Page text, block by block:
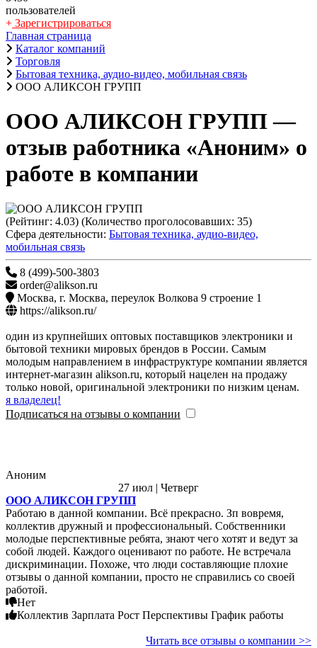
пользователей
+ Зарегистрироваться
Главная страница
Каталог компаний
Торговля
Бытовая техника, аудио-видео, мобильная связь
ООО АЛИКСОН ГРУПП
ООО АЛИКСОН ГРУПП—
отзыв работника «Аноним» о
работе в компании
(Рейтинг: 4.03) (Количество проголосовавших: 35)
Сфера деятельности: Бытовая техника, аудио-видео,
мобильная связь
8 (499)-500-3803
order@alikson.ru
Москва, г. Москва, переулок Волкова 9 строение 1
https://alikson.ru/
один из крупнейших оптовых поставщиков электроники и
бытовой техники мировых брендов в России. Самым
молодым направлением в инфраструктуре компании является
интернет-магазин alikson.ru, который нацелен на продажу
только новой, оригинальной электроники по низким ценам.
я владелец!
Подписаться на отзывы о компании
Аноним
27 июл | Четверг
ООО АЛИКСОН ГРУПП
Работаю в данной компании. Всё прекрасно. Зп вовремя,
коллектив дружный и профессиональный. Собственники
молодые перспективные ребята, знают чего хотят и ведут за
собой людей. Каждого оценивают по работе. Не встречала
дискриминации. Похоже, что люди составляющие плохие
отзывы о данной компании, просто не справились со своей
работой.
Нет
Коллектив Зарплата Рост Перспективы График работы
Читать все отзывы о компании >>